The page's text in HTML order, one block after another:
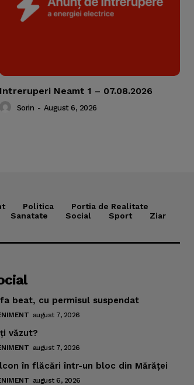
Intreruperi Neamt 1 – 07.08.2026
Sorin - August 6, 2026
Politica
Portia de Realitate
Sanatate
Social Sport Ziar
beat, cu permisul suspendat
august 7, 2026
văzut?
august 7, 2026
în flăcări într-un bloc din Mărăţei
august 6, 2026